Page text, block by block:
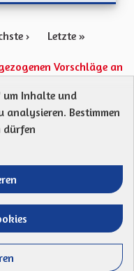
› Letzte »
Vorschläge an
de contribution
Gremien?
- Collectivité
mains - Collectivité
vos mains - Collectivité
Entre vos mains -
Software erstellt
.
um Inhalte und
analysieren. Bestimmen
dürfen